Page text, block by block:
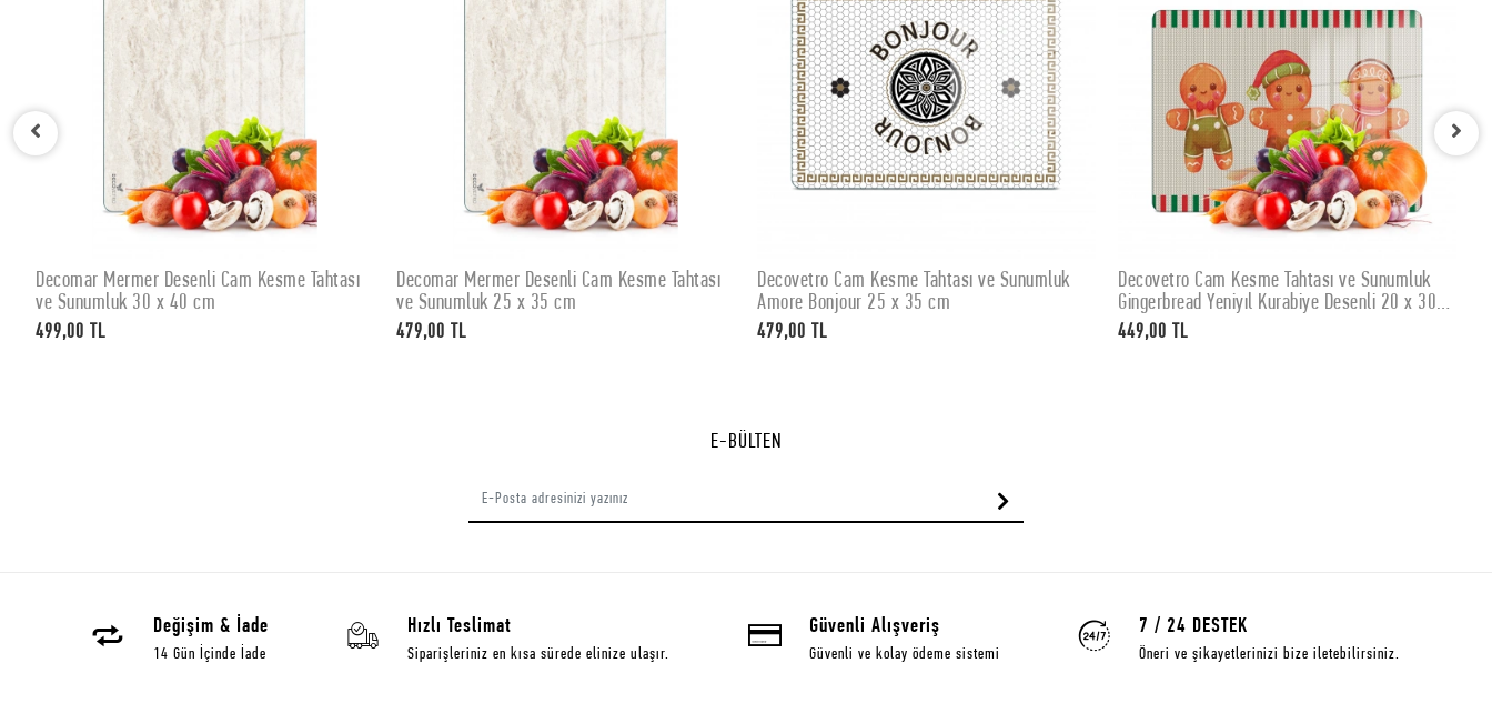
SEPETE EKLE
Decomar Mermer Desenli Cam Kesme Tahtası
ve Sunumluk 30 x 40 cm
499,00 TL
SEPETE EKLE
Decomar Mermer Desenli Cam Kesme Tahtası
ve Sunumluk 25 x 35 cm
479,00 TL
SEPETE EKLE
Decovetro Cam Kesme Tahtası ve Sunumluk
Amore Bonjour 25 x 35 cm
479,00 TL
SEPETE EKLE
Decovetro Cam Kesme Tahtası ve Sunumluk
Gingerbread Yeniyıl Kurabiye Desenli 20 x 30
cm
449,00 TL
E-BÜLTEN
Değişim & İade
14 Gün İçinde İade
Hızlı Teslimat
Siparişleriniz en kısa sürede elinize ulaşır.
Güvenli Alışveriş
Güvenli ve kolay ödeme sistemi
7 / 24 DESTEK
Öneri ve şikayetlerinizi bize iletebilirsiniz.